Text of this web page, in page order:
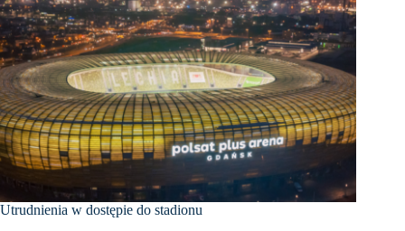
Utrudnienia w dostępie do stadionu